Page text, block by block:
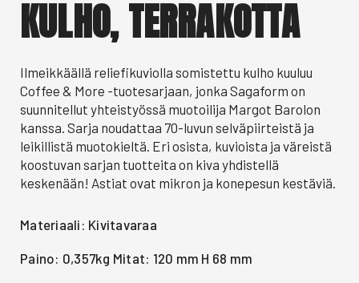
KULHO, TERRAKOTTA
Ilmeikkäällä reliefikuviolla somistettu kulho kuuluu
Coffee & More -tuotesarjaan, jonka Sagaform on
suunnitellut yhteistyössä muotoilija Margot Barolon
kanssa. Sarja noudattaa 70-luvun selväpiirteistä ja
leikillistä muotokieltä. Eri osista, kuvioista ja väreistä
koostuvan sarjan tuotteita on kiva yhdistellä
keskenään! Astiat ovat mikron ja konepesun kestäviä.
Materiaali: Kivitavaraa
Paino: 0,357kg Mitat: 120 mm H 68 mm